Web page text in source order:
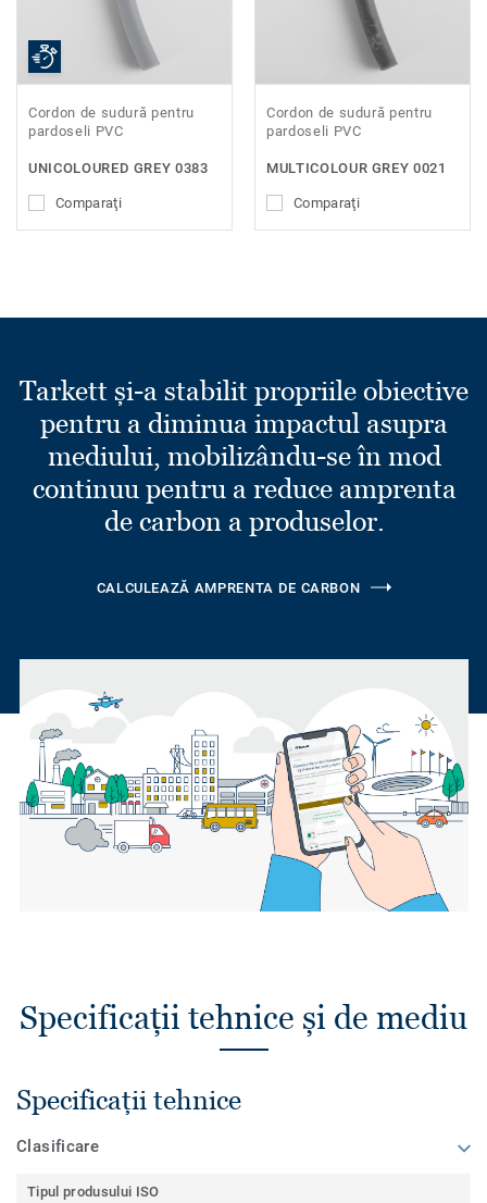
Cordon de sudură pentru
pardoseli PVC
UNICOLOURED GREY 0383
Comparaţi
Cordon de sudură pentru
pardoseli PVC
MULTICOLOUR GREY 0021
Comparaţi
Tarkett și-a stabilit propriile obiective
pentru a diminua impactul asupra
mediului, mobilizându-se în mod
continuu pentru a reduce amprenta
de carbon a produselor.
CALCULEAZĂ AMPRENTA DE CARBON
Specificații tehnice și de mediu
Specificații tehnice
Clasificare
Tipul produsului ISO